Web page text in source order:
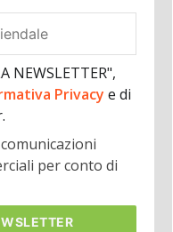
NEWSLETTER",
Privacy e di
per conto di